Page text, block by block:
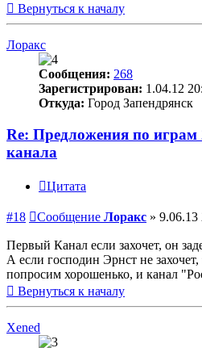
Вернуться к началу
Лоракс
Сообщения: 268
Зарегистрирован: 1.04.12
Откуда: Город Запендрянск
Re: Предложения по играм
канала
Цитата
#18 Сообщение Лоракс » 9.06.13
Первый Канал если захочет, он
А если господин Эрнст не
попросим хорошенько, и канал
Вернуться к началу
Xened